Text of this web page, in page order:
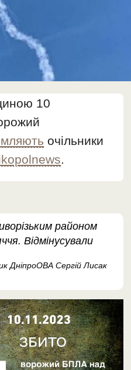
10
очільники
.
районом
Відмінусували
ДніпроОВА Сергій Лисак